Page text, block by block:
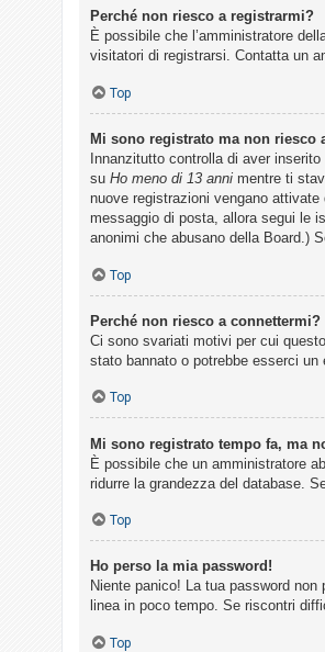
Perché non riesco a registrarmi?
È possibile che l’amministratore
visitatori di registrarsi. Contatta un
Top
Mi sono registrato ma non riesco
Innanzitutto controlla di aver
su Ho meno di 13 anni mentre ti
nuove registrazioni vengano
messaggio di posta, allora segui le
anonimi che abusano della Board.)
Top
Perché non riesco a connettermi?
Ci sono svariati motivi per cui
stato bannato o potrebbe esserci un
Top
Mi sono registrato tempo fa, ma
È possibile che un amministratore
ridurre la grandezza del database.
Top
Ho perso la mia password!
Niente panico! La tua password
linea in poco tempo. Se riscontri
Top